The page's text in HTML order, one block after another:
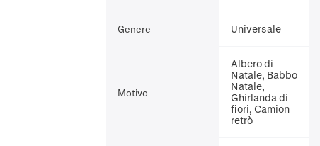
Genere Universale
Motivo
Albero di
Natale, Babbo
Natale,
Ghirlanda di
fiori, Camion
retrò